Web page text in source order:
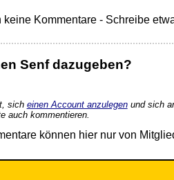
keine Kommentare - Schreibe
Senf dazugeben?
sich einen Account anzulegenund sich
auch kommentieren.
können hier nur von